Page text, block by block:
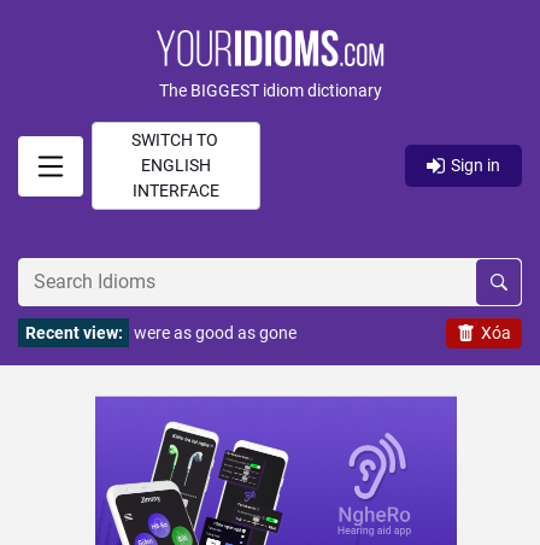
The BIGGEST idiom dictionary
SWITCH TO
ENGLISH
INTERFACE
Sign in
Xóa
Recent view: were as good as gone